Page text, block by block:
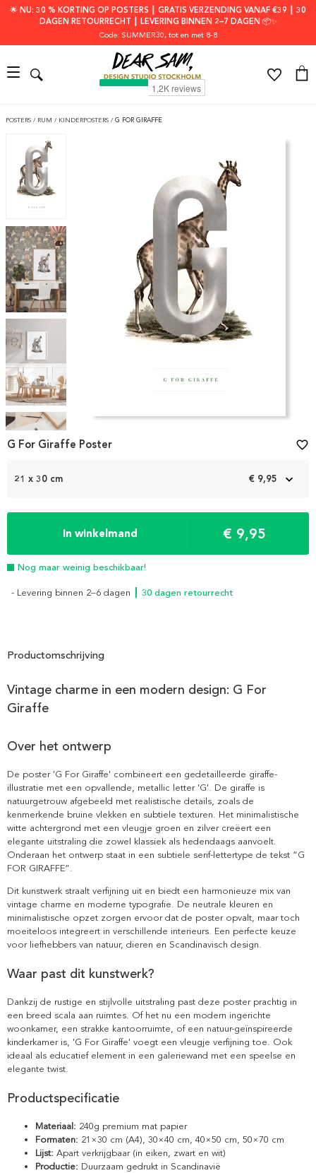
🌟 NU: 30 % KORTING OP POSTERS ┃ GRATIS VERZENDING VANAF €39 ┃ 30
DAGEN RETOURRECHT ┃ LEVERING BINNEN 2–7 DAGEN 📦✨
Code: SUMMER30, tot en met 8-8
POSTERS / RUM / KINDERPOSTERS / G FOR GIRAFFE
Item
1
21 x 30 cm € 9,95
In winkelmand € 9,95
Nog maar weinig beschikbaar!
- Levering binnen 2–6 dagen ┃ 30 dagen retourrecht
G For Giraffe Poster favorite_border
Productomschrijving
Vintage charme in een modern design: G For
Giraffe
Over het ontwerp
De poster 'G For Giraffe' combineert een gedetailleerde giraffe-
illustratie met een opvallende, metallic letter 'G'. De giraffe is
natuurgetrouw afgebeeld met realistische details, zoals de
kenmerkende bruine vlekken en subtiele texturen. Het minimalistische
witte achtergrond met een vleugje groen en zilver creëert een
elegante uitstraling die zowel klassiek als hedendaags aanvoelt.
Onderaan het ontwerp staat in een subtiele serif-lettertype de tekst “G
FOR GIRAFFE”.
Dit kunstwerk straalt verfijning uit en biedt een harmonieuze mix van
vintage charme en moderne typografie. De neutrale kleuren en
minimalistische opzet zorgen ervoor dat de poster opvalt, maar toch
moeiteloos integreert in verschillende interieurs. Een perfecte keuze
voor liefhebbers van natuur, dieren en Scandinavisch design.
Waar past dit kunstwerk?
Dankzij de rustige en stijlvolle uitstraling past deze poster prachtig in
een breed scala aan ruimtes. Of het nu een modern ingerichte
woonkamer, een strakke kantoorruimte, of een natuur-geïnspireerde
kinderkamer is, 'G For Giraffe' voegt een vleugje verfijning toe. Ook
ideaal als educatief element in een galeriewand met een speelse en
elegante twist.
Productspecificatie
Materiaal: 240g premium mat papier
Formaten: 21×30 cm (A4), 30×40 cm, 40×50 cm, 50×70 cm
Lijst: Apart verkrijgbaar (in eiken, zwart en wit)
Productie: Duurzaam gedrukt in Scandinavië